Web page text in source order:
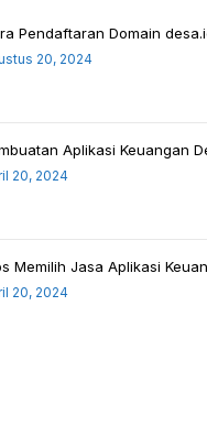
Pendaftaran Domain
20, 2024
Aplikasi Keuangan
20, 2024
Memilih Jasa Aplikasi
20, 2024